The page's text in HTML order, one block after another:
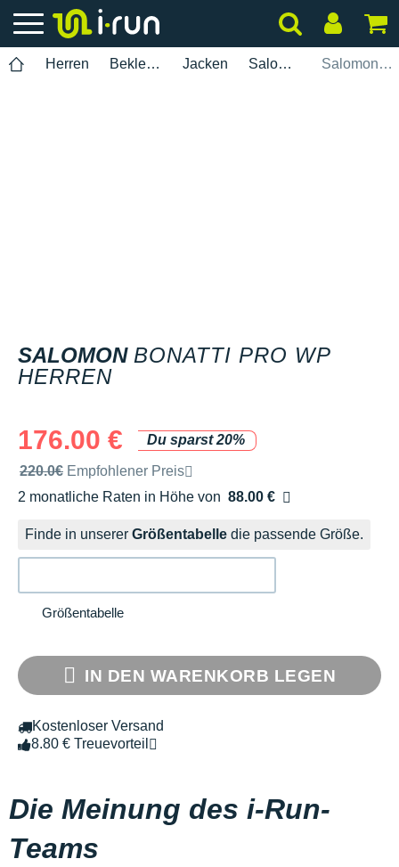
Herren Bekleidung Jacken Salomon Salomon Bonatti Pro WP Herren
SALOMON BONATTI PRO WP
HERREN
176.00 €
Du sparst 20%
Unverbindliche Preisempfehlung der Marke
220.0€ Empfohlener Preis
2 monatliche Raten in Höhe von 88.00 €
Ohne Zusatzkosten
Finde in unserer Größentabelle die passende Größe.
Größentabelle
IN DEN WARENKORB LEGEN
Kostenloser Versand
8.80 € Treuevorteil
Die Meinung des i-Run-
Teams